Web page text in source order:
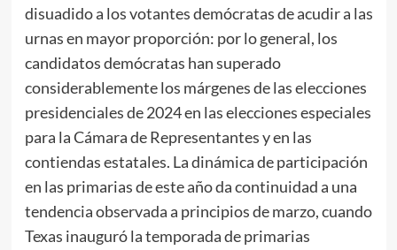
disuadido a los votantes demócratas de acudir a las
urnas en mayor proporción: por lo general, los
candidatos demócratas han superado
considerablemente los márgenes de las elecciones
presidenciales de 2024 en las elecciones especiales
para la Cámara de Representantes y en las
contiendas estatales. La dinámica de participación
en las primarias de este año da continuidad a una
tendencia observada a principios de marzo, cuando
Texas inauguró la temporada de primarias